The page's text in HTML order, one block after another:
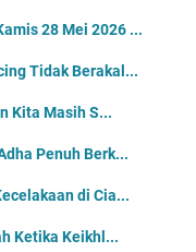
28 Mei 2026 ...
Tidak Berakal...
Kita Masih S...
Penuh Berk...
di Cia...
Ketika Keikhl...